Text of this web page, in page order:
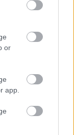
or
app.
képesek a
a
megtesz a
és a vállalat
kínál olyan
vagy